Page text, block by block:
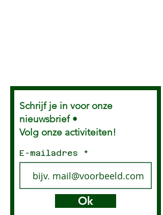
Schrijf je in voor onze
nieuwsbrief •
Volg onze activiteiten!
E-mailadres
Ok